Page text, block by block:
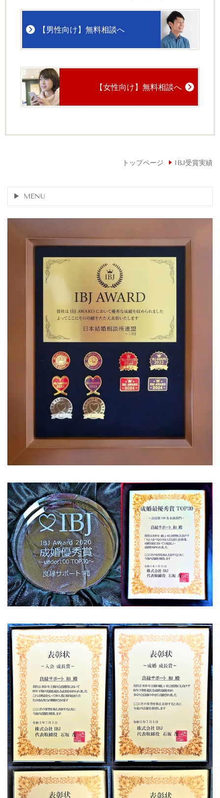
【男性向け】無料相談へ
【女性向け】無料相談へ
トップページ IBJ受賞実績
MENU